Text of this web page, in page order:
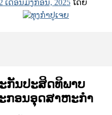
ເດືອນມັງກອນ, 2025 ໂດຍ
ກັນ​ປະສິດທິພາບ
ກອນ​ອຸດສາຫະກຳ